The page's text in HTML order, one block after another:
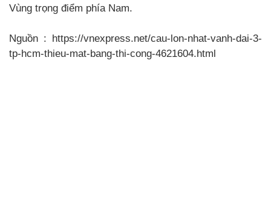
Vùng trọng điểm phía Nam.
Nguồn : https://vnexpress.net/cau-lon-nhat-vanh-dai-3-
tp-hcm-thieu-mat-bang-thi-cong-4621604.html